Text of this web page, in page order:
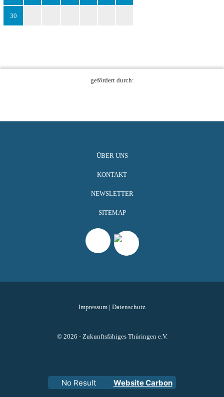
30
gefördert durch:
ÜBER UNS
KONTAKT
NEWSLETTER
SITEMAP
Impressum Datenschutz
© 2026 - Zukunftsfähiges Thüringen e.V.
No Result Website Carbon